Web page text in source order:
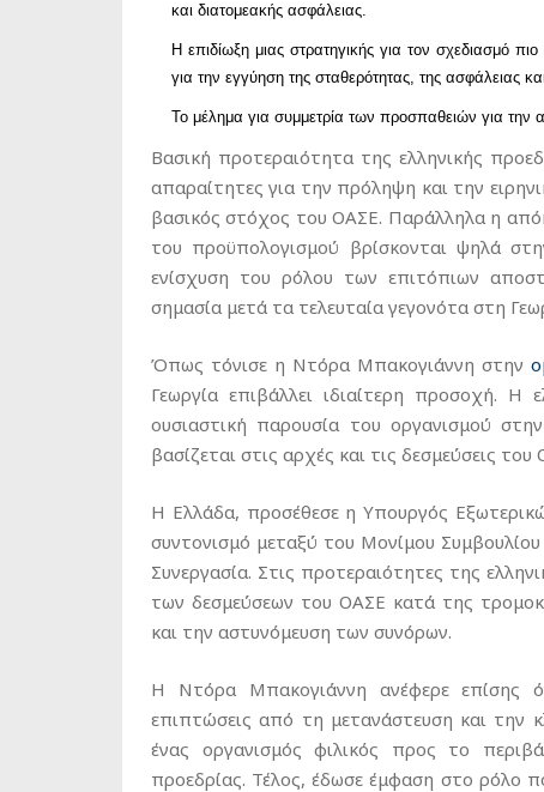
και διατομεακής ασφάλειας.
Η επιδίωξη μιας στρατηγικής για τον σχεδιασμό
για την εγγύηση της σταθερότητας, της ασφάλειας
Το μέλημα για συμμετρία των προσπαθειών για
Βασική προτεραιότητα της ελληνικής
απαραίτητες για την πρόληψη και την
βασικός στόχος του ΟΑΣΕ. Παράλληλα η
του προϋπολογισμού βρίσκονται ψηλά
ενίσχυση του ρόλου των επιτόπιων
σημασία μετά τα τελευταία γεγονότα στη
Όπως τόνισε η Ντόρα Μπακογιάννη στην
Γεωργία επιβάλλει ιδιαίτερη προσοχή. Η
ουσιαστική παρουσία του οργανισμού
βασίζεται στις αρχές και τις δεσμεύσεις του
Η Ελλάδα, προσέθεσε η Υπουργός
συντονισμό μεταξύ του Μονίμου
Συνεργασία. Στις προτεραιότητες της
των δεσμεύσεων του ΟΑΣΕ κατά της
και την αστυνόμευση των συνόρων.
Η Ντόρα Μπακογιάννη ανέφερε επίσης
επιπτώσεις από τη μετανάστευση και την
ένας οργανισμός φιλικός προς το
προεδρίας. Τέλος, έδωσε έμφαση στο ρόλο